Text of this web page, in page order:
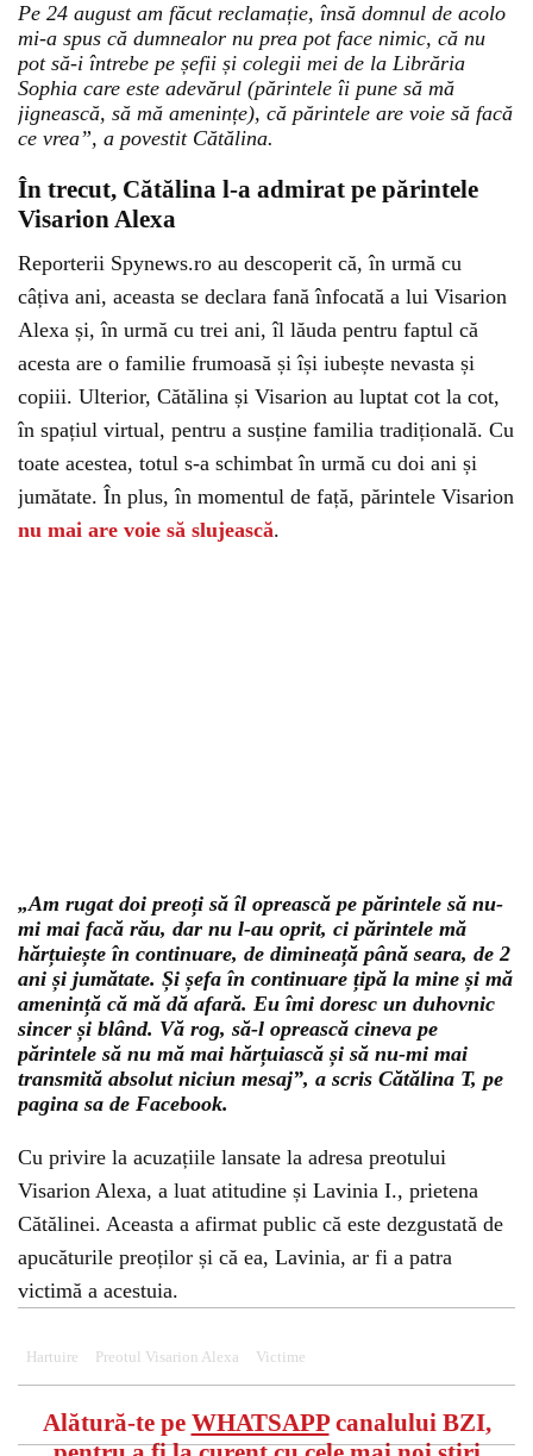
Pe 24 august am făcut reclamație, însă domnul de acolo
mi-a spus că dumnealor nu prea pot face nimic, că nu
pot să-i întrebe pe șefii și colegii mei de la Librăria
Sophia care este adevărul (părintele îi pune să mă
jignească, să mă amenințe), că părintele are voie să facă
ce vrea”, a povestit Cătălina.
În trecut, Cătălina l-a admirat pe părintele
Visarion Alexa
Reporterii Spynews.ro au descoperit că, în urmă cu
câțiva ani, aceasta se declara fană înfocată a lui Visarion
Alexa și, în urmă cu trei ani, îl lăuda pentru faptul că
acesta are o familie frumoasă și își iubește nevasta și
copiii. Ulterior, Cătălina și Visarion au luptat cot la cot,
în spațiul virtual, pentru a susține familia tradițională. Cu
toate acestea, totul s-a schimbat în urmă cu doi ani și
jumătate. În plus, în momentul de față, părintele Visarion
nu mai are voie să slujească.
„Am rugat doi preoți să îl oprească pe părintele să nu-
mi mai facă rău, dar nu l-au oprit, ci părintele mă
hărțuiește în continuare, de dimineață până seara, de 2
ani și jumătate. Și șefa în continuare țipă la mine și mă
amenință că mă dă afară. Eu îmi doresc un duhovnic
sincer și blând. Vă rog, să-l oprească cineva pe
părintele să nu mă mai hărțuiască și să nu-mi mai
transmită absolut niciun mesaj”, a scris Cătălina T, pe
pagina sa de Facebook.
Cu privire la acuzațiile lansate la adresa preotului
Visarion Alexa, a luat atitudine și Lavinia I., prietena
Cătălinei. Aceasta a afirmat public că este dezgustată de
apucăturile preoților și că ea, Lavinia, ar fi a patra
victimă a acestuia.
Hartuire Preotul Visarion Alexa Victime
Alătură-te pe WHATSAPPcanalului BZI,